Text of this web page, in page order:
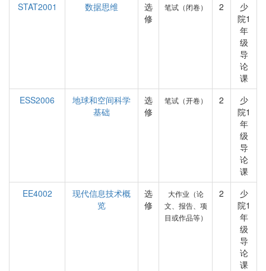
STAT2001
数据思维
选
修
笔试（闭卷） 2
少
院1
年
级
导
论
课
ESS2006
地球和空间科学
基础
选
修
笔试（开卷） 2
少
院1
年
级
导
论
课
EE4002
现代信息技术概
览
选
修
大作业（论
文、报告、项
目或作品等）
2
少
院1
年
级
导
论
课